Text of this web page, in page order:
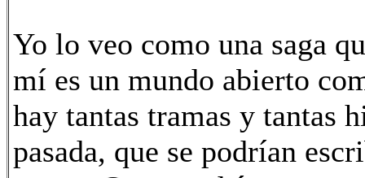
Yo lo veo como una saga
mí es un mundo abierto
hay tantas tramas y tantas
pasada, que se podrían